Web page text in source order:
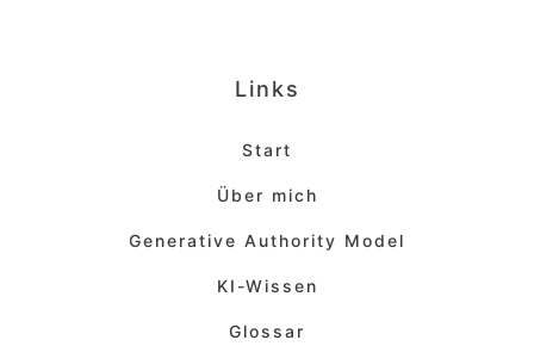
Links
Start
Über mich
Generative Authority Model
KI-Wissen
Glossar